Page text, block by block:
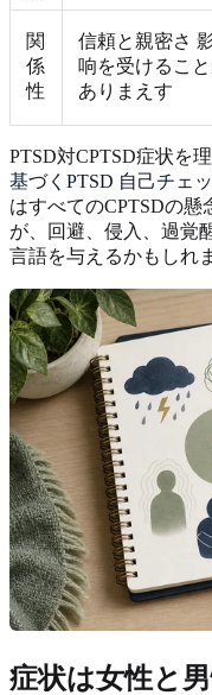
関
係
性
信頼と親密さ
响を受けるこ
ありまえす
PTSD対CPTSD症状を
基づくPTSD 自己チェ
はすべてのCPTSDの
が、回避、侵入、過覚
言語を与えるかもしれ
症状は女性と